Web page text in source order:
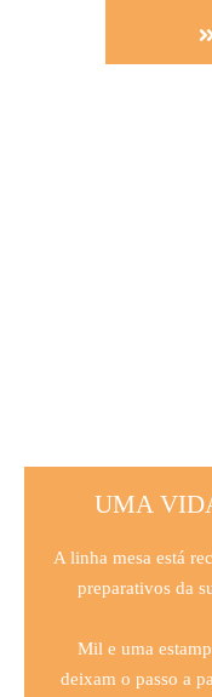
UMA
A linha mesa está
preparativos da
Mil e uma
deixam o passo a